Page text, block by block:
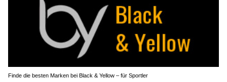
Finde die besten Marken bei Black & Yellow – für Sportler